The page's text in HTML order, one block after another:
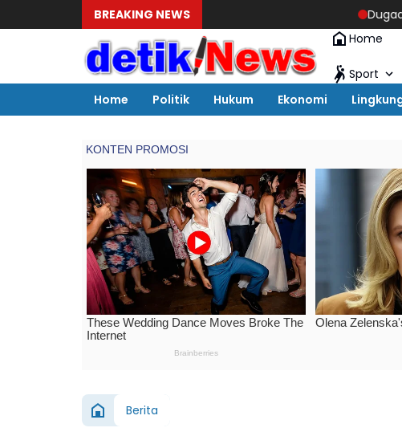
BREAKING NEWS Dugaan Galian C
Home
Sport
Home
Politik Hukum Ekonomi
Berita